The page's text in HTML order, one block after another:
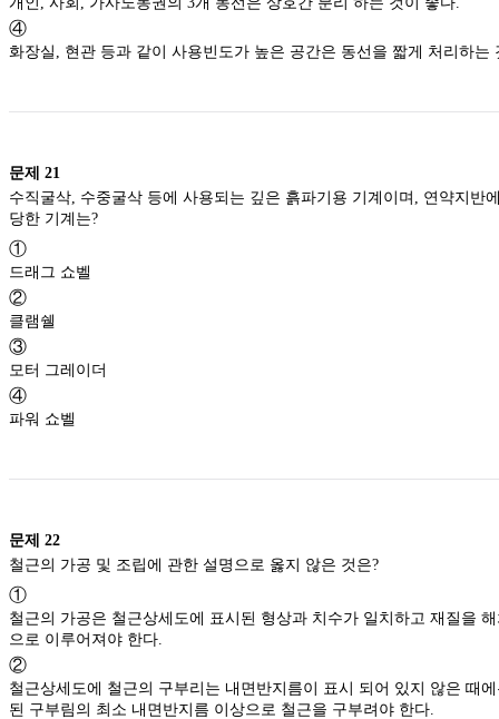
④
화장실, 현관 등과 같이 사용빈도가 높은 공간은 동
문제 21
수직굴삭, 수중굴삭 등에 사용되는 깊은 흙파기용 기계이며, 연약지반에 사용하기에 적
당한 기계는?
①
드래그 쇼벨
②
클램쉘
③
모터 그레이더
④
파워 쇼벨
문제 22
철근의 가공 및 조립에 관한 설명으로 옳지 않은 것은?
①
철근의 가공은 철근상세도에 표시된 형상과 치수가 일치하고 재질을 해치지 않은 방법
으로 이루어져야 한다.
②
철근상세도에 철근의 구부리는 내면반지름이 표시 되어 있지 않은 때에는 KDS에 규정
된 구부림의 최소 내면반지름 이상으로 철근을 구부려야 한다.